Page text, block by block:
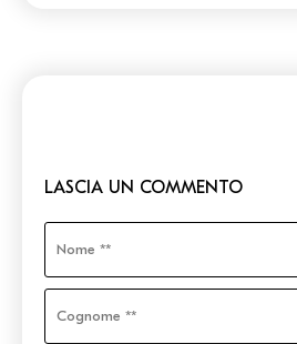
LASCIA UN COMMENTO